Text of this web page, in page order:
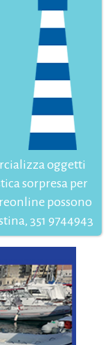
oggetti
sorpresa per
possono
351 9744943